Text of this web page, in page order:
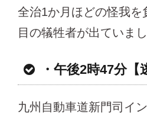
全治1か月ほどの怪我を
目の犠牲者が出ていまし
・午後2時47分【
九州自動車道新門司イ